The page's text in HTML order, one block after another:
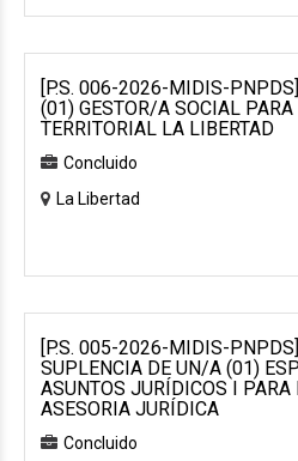
[P.S. 006-2026-MIDIS-
(01) GESTOR/A SOCIAL
TERRITORIAL LA LIBERTAD
Concluido
La Libertad
[P.S. 005-2026-MIDIS-
SUPLENCIA DE UN/A (01)
ASUNTOS JURÍDICOS I
ASESORIA JURÍDICA
Concluido